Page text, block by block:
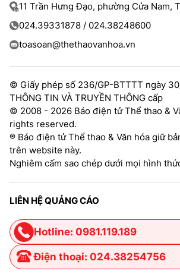
11 Trần Hưng Đạo, phường Cửa Nam,
024.39331878 / 024.38248600
toasoan@thethaovanhoa.vn
© Giấy phép số 236/GP-BTTTT ngày
THÔNG TIN VÀ TRUYỀN THÔNG cấp
© 2008 - 2026 Báo điện tử Thể thao &
rights reserved.
® Báo điện tử Thể thao & Văn hóa giữ
trên website này.
Nghiêm cấm sao chép dưới mọi hình
LIÊN HỆ QUẢNG CÁO
Hotline: 0981.119.189
Điện thoại: 024.38254756